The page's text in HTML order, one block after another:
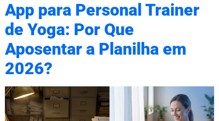
App para Personal Trainer
de Yoga: Por Que
Aposentar a Planilha em
2026?